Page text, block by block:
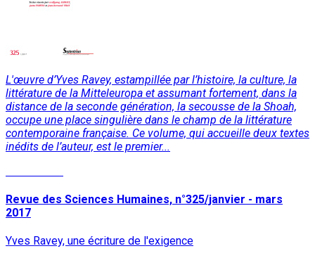
L'œuvre d’Yves Ravey, estampillée par l’histoire, la culture, la
littérature de la Mitteleuropa et assumant fortement, dans la
distance de la seconde génération, la secousse de la Shoah,
occupe une place singulière dans le champ de la littérature
contemporaine française. Ce volume, qui accueille deux textes
inédits de l’auteur, est le premier...
Revue des Sciences Humaines, n°325/janvier - mars
2017
Yves Ravey, une écriture de l'exigence